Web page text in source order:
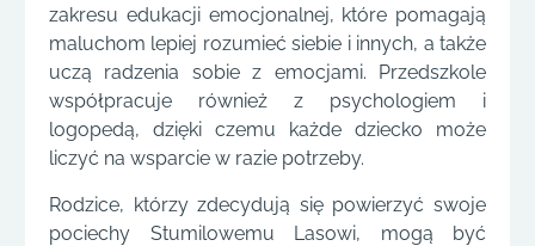
zakresu edukacji emocjonalnej, które pomagają
maluchom lepiej rozumieć siebie i innych, a także
uczą radzenia sobie z emocjami. Przedszkole
współpracuje również z psychologiem i
logopedą, dzięki czemu każde dziecko może
liczyć na wsparcie w razie potrzeby.
Rodzice, którzy zdecydują się powierzyć swoje
pociechy Stumilowemu Lasowi, mogą być